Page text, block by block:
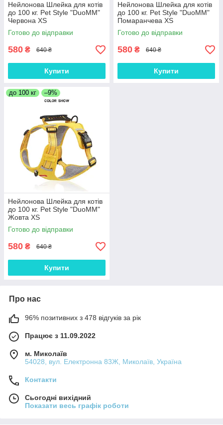
Нейлонова Шлейка для котів
до 100 кг. Pet Style "DuoMM"
Червона XS
Готово до відправки
580 ₴ 640 ₴
Купити
Нейлонова Шлейка для котів
до 100 кг. Pet Style "DuoMM"
Помаранчева XS
Готово до відправки
580 ₴ 640 ₴
Купити
до 100 кг –9%
Нейлонова Шлейка для котів
до 100 кг. Pet Style "DuoMM"
Жовта XS
Готово до відправки
580 ₴ 640 ₴
Купити
Про нас
96% позитивних з 478 відгуків за рік
Працює з 11.09.2022
м. Миколаїв
54028, вул. Електронна 83Ж, Миколаїв, Україна
Контакти
Сьогодні вихідний
Показати весь графік роботи